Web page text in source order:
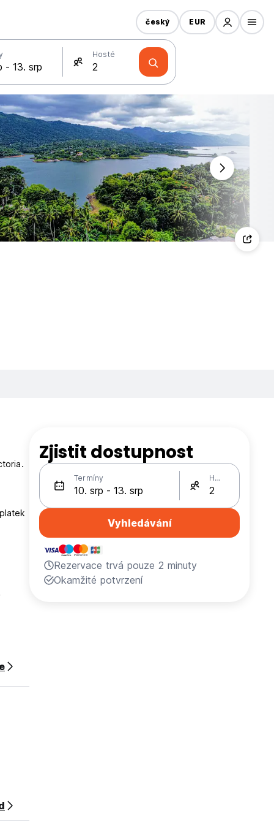
Hosté
český EUR
Zjistit dostupnost
Termíny Hosté
Vyhledávání
Rezervace trvá pouze 2 minuty
Okamžité potvrzení